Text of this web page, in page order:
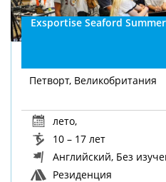
Exsportise Seaford
Петворт, Великобритания
лето,
10 – 17 лет
Английский, Без
Резиденция